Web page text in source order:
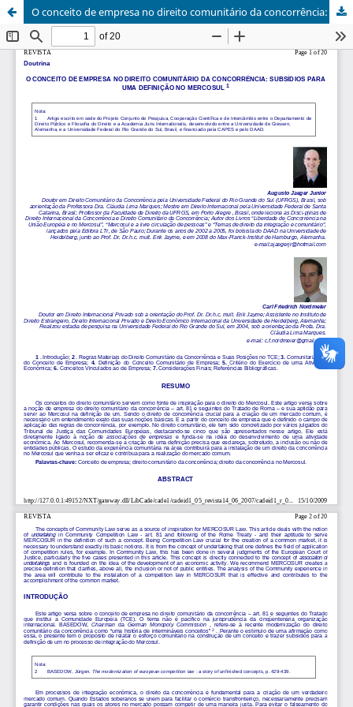
O conceito de empresa no direito comunitário da concorrência: